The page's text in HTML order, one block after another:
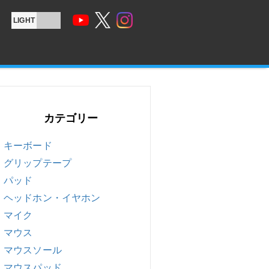
カテゴリー
キーボード
グリップテープ
パッド
ヘッドホン・イヤホン
マイク
マウス
マウスソール